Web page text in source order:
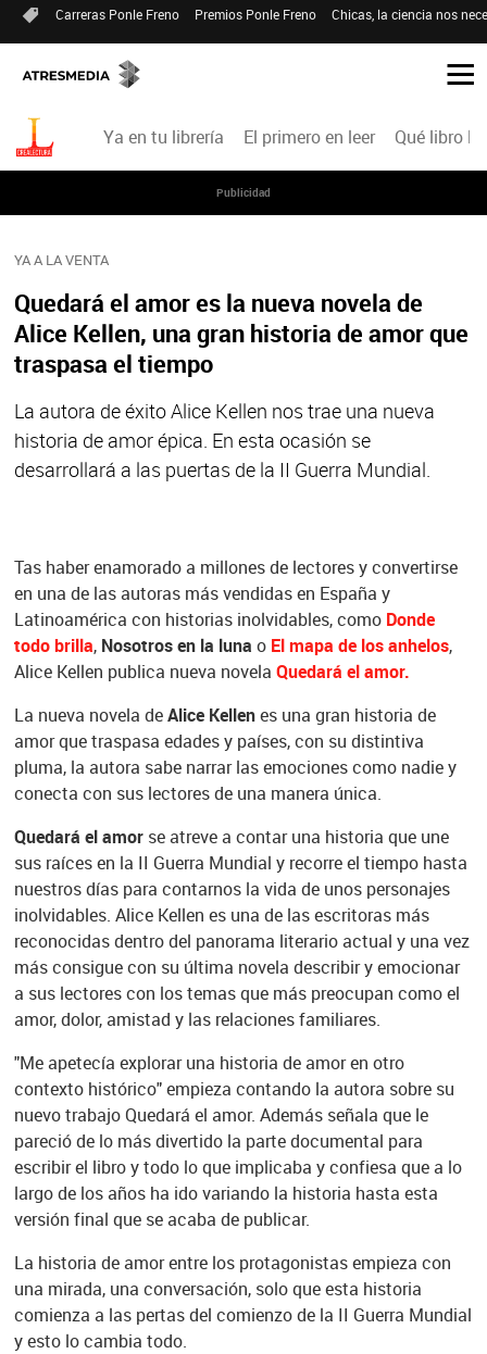
Carreras Ponle Freno Premios Ponle Freno Chicas, la ciencia nos
Ya en tu librería El primero en leer Qué libro
Publicidad
YA A LA VENTA
Quedará el amor es la nueva novela de
Alice Kellen, una gran historia de amor que
traspasa el tiempo
La autora de éxito Alice Kellen nos trae una nueva
historia de amor épica. En esta ocasión se
desarrollará a las puertas de la II Guerra Mundial.
Tas haber enamorado a millones de lectores y convertirse
en una de las autoras más vendidas en España y
Latinoamérica con historias inolvidables, como Donde
todo brilla, Nosotros en la luna o El mapa de los anhelos,
Alice Kellen publica nueva novela Quedará el amor.
La nueva novela deAlice Kellenes una gran historia de
amor que traspasa edades y países, con su distintiva
pluma, la autora sabe narrar las emociones como nadie y
conecta con sus lectores de una manera única.
Quedará el amorse atreve a contar una historia que une
sus raíces en la II Guerra Mundial y recorre el tiempo hasta
nuestros días para contarnos la vida de unos personajes
inolvidables. Alice Kellen es una de las escritoras más
reconocidas dentro del panorama literario actual y una vez
más consigue con su última novela describir y emocionar
a sus lectores con los temas que más preocupan como el
amor, dolor, amistad y las relaciones familiares.
"Me apetecía explorar una historia de amor en otro
contexto histórico" empieza contando la autora sobre su
nuevo trabajo Quedará el amor. Además señala que le
pareció de lo más divertido la parte documental para
escribir el libro y todo lo que implicaba y confiesa que a lo
largo de los años ha ido variando la historia hasta esta
versión final que se acaba de publicar.
La historia de amor entre los protagonistas empieza con
una mirada, una conversación, solo que esta historia
comienza a las pertas del comienzo de la II Guerra Mundial
y esto lo cambia todo.